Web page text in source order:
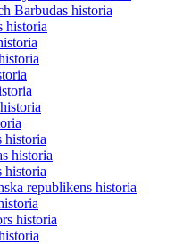
Barbudas historia
historia
historia
historia
historia
republikens historia
historia